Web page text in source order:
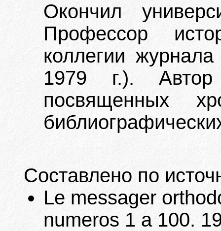
Окончил
Профессор
коллегии
1979 г.). Автор
посвященных
Составлено по
Le messager
numeros 1 a 100.